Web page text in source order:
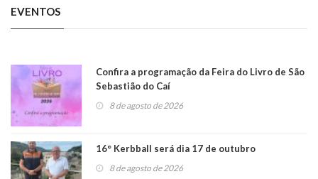
EVENTOS
Confira a programação da Feira do Livro de São
Sebastião do Caí
8 de agosto de 2026
16° Kerbball será dia 17 de outubro
8 de agosto de 2026